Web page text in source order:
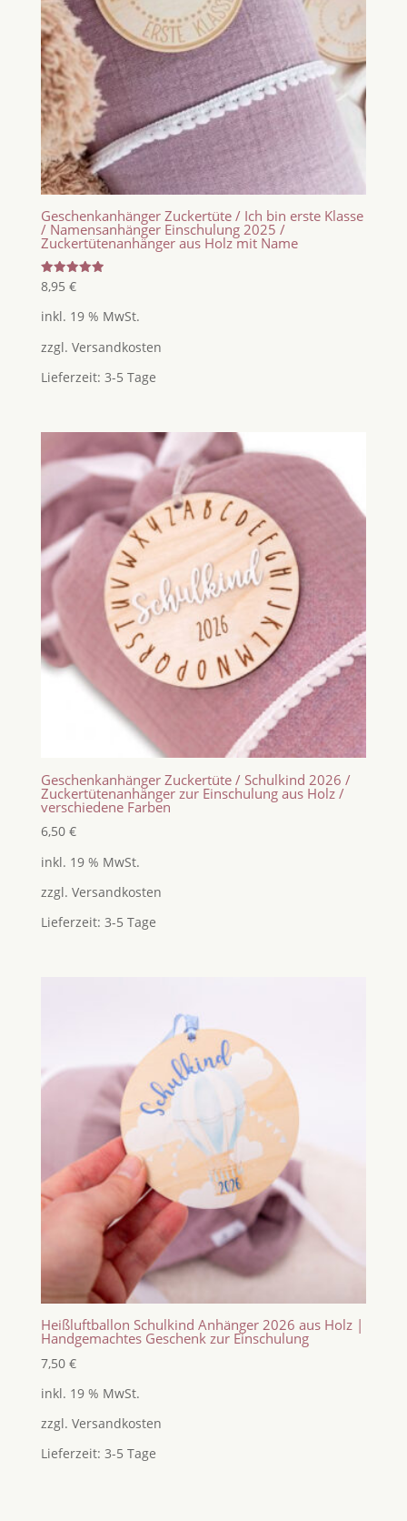
Geschenkanhänger Zuckertüte / Ich bin erste Klasse
/ Namensanhänger Einschulung 2025 /
Zuckertütenanhänger aus Holz mit Name
Bewertet
mit
von 5
8,95 €
inkl. 19 % MwSt.
zzgl. Versandkosten
Lieferzeit: 3-5 Tage
Geschenkanhänger Zuckertüte / Schulkind 2026 /
Zuckertütenanhänger zur Einschulung aus Holz /
verschiedene Farben
6,50 €
inkl. 19 % MwSt.
zzgl. Versandkosten
Lieferzeit: 3-5 Tage
Heißluftballon Schulkind Anhänger 2026 aus Holz |
Handgemachtes Geschenk zur Einschulung
7,50 €
inkl. 19 % MwSt.
zzgl. Versandkosten
Lieferzeit: 3-5 Tage